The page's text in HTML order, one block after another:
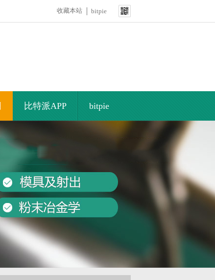
收藏本站 bitpie
比特派APP bitpie